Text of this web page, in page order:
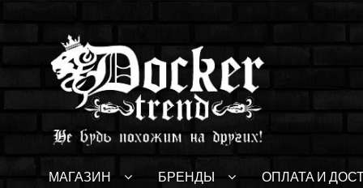
Перейти
к
навигации
Перейти
к
содержимому
МАГАЗИН БРЕНДЫ ОПЛАТА И